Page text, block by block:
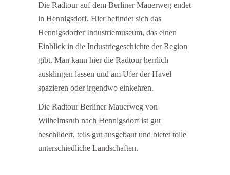
Die Radtour auf dem Berliner Mauerweg endet
in Hennigsdorf. Hier befindet sich das
Hennigsdorfer Industriemuseum, das einen
Einblick in die Industriegeschichte der Region
gibt. Man kann hier die Radtour herrlich
ausklingen lassen und am Ufer der Havel
spazieren oder irgendwo einkehren.
Die Radtour Berliner Mauerweg von
Wilhelmsruh nach Hennigsdorf ist gut
beschildert, teils gut ausgebaut und bietet tolle
unterschiedliche Landschaften.